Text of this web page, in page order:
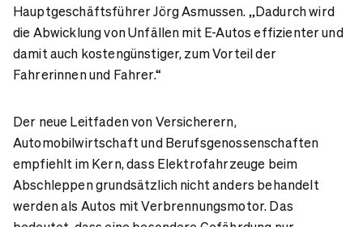
Hauptgeschäftsführer Jörg Asmussen. „Dadurch wird
die Abwicklung von Unfällen mit E-Autos effizienter und
damit auch kostengünstiger, zum Vorteil der
Fahrerinnen und Fahrer.“
Der neue Leitfaden von Versicherern,
Automobilwirtschaft und Berufsgenossenschaften
empfiehlt im Kern, dass Elektrofahrzeuge beim
Abschleppen grundsätzlich nicht anders behandelt
werden als Autos mit Verbrennungsmotor. Das